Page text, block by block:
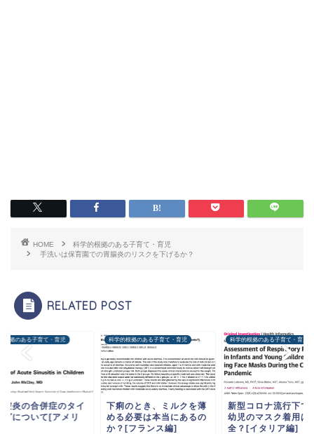
HOME
科学的根拠のある子育て・育児
手洗いは保育園での胃腸炎のリスクを下げるか？
RELATED POST
根拠のある子育て・育児
のとき、ミルクを薄
必要は本当にあるの
科学的根拠のある子育て・育児
新型コロナ流行下での乳
幼児のマスク着用は安
全？[イタリア編]
科学的根拠のある子育て・育児
フルーツジュースの
摂取による体重増加
の症例集積研究